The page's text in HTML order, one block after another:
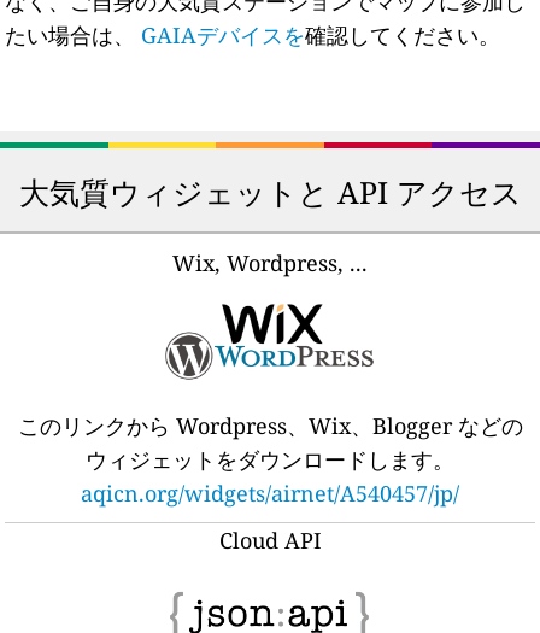
たい場合は、 GAIAデバイスを確認してください。
大気質ウィジェットと API アクセス
Wix, Wordpress, ...
このリンクから Wordpress、Wix、Blogger などの
ウィジェットをダウンロードします。
aqicn.org/widgets/airnet/A540457/jp/
Cloud API